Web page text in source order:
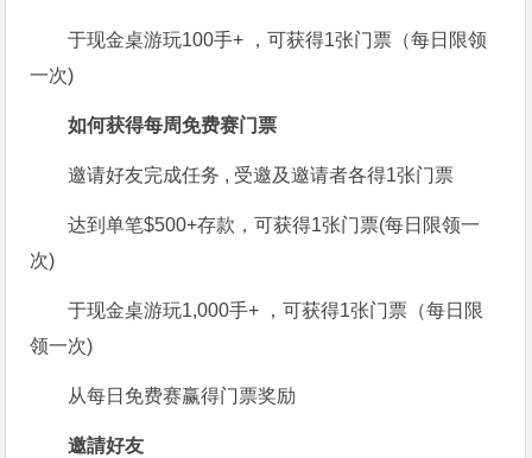
于现金桌游玩100手+ ，可获得1张门票（每日限领
一次)
如何获得每周免费赛门票
邀请好友完成任务 , 受邀及邀请者各得1张门票
达到单笔$500+存款，可获得1张门票(每日限领一
次)
于现金桌游玩1,000手+ ，可获得1张门票（每日限
领一次)
从每日免费赛赢得门票奖励
邀請好友